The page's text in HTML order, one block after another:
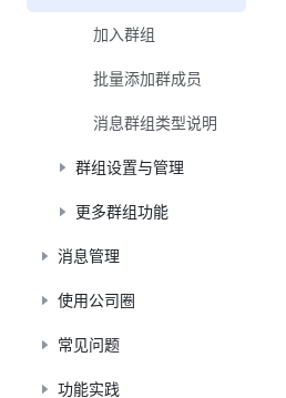
加入群组
批量添加群成员
消息群组类型说明
群组设置与管理
更多群组功能
消息管理
使用公司圈
常见问题
功能实践